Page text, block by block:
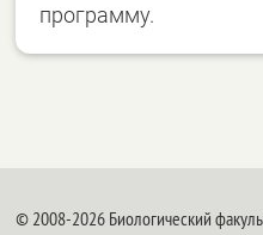
программу.
© 2008-2026 Биологический